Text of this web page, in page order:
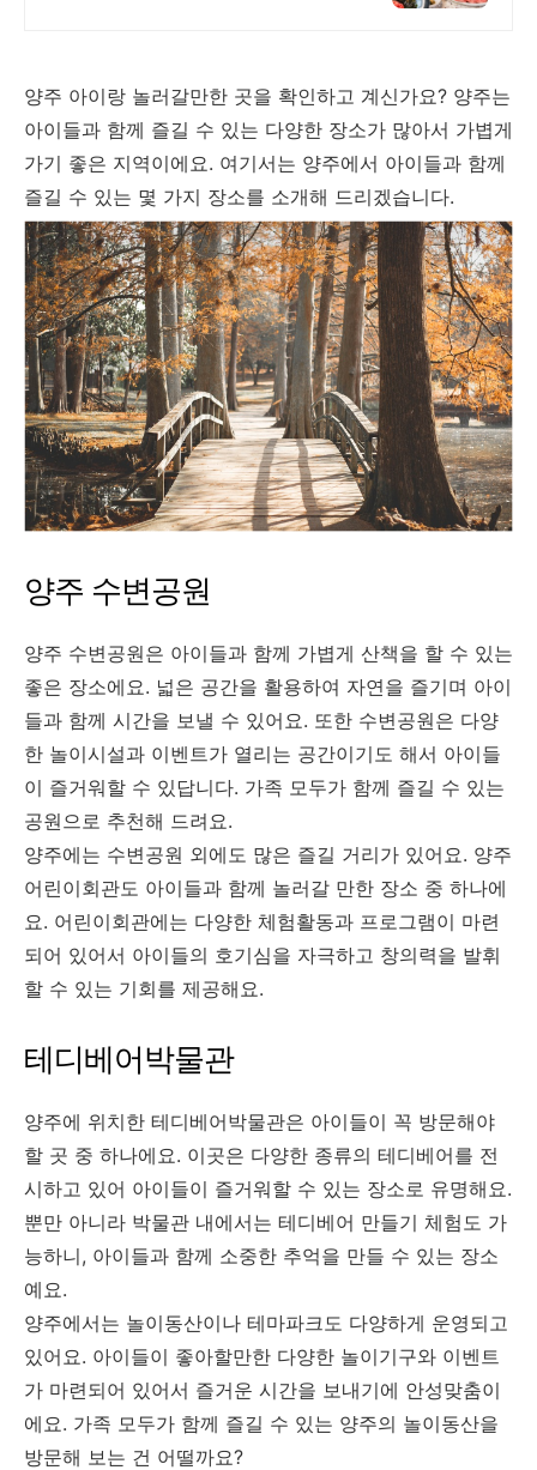
양주 아이랑 놀러갈만한 곳을 확인하고 계신가요? 양주는
아이들과 함께 즐길 수 있는 다양한 장소가 많아서 가볍게
가기 좋은 지역이에요. 여기서는 양주에서 아이들과 함께
즐길 수 있는 몇 가지 장소를 소개해 드리겠습니다.
양주 수변공원
양주 수변공원은 아이들과 함께 가볍게 산책을 할 수 있는
좋은 장소에요. 넓은 공간을 활용하여 자연을 즐기며 아이
들과 함께 시간을 보낼 수 있어요. 또한 수변공원은 다양
한 놀이시설과 이벤트가 열리는 공간이기도 해서 아이들
이 즐거워할 수 있답니다. 가족 모두가 함께 즐길 수 있는
공원으로 추천해 드려요.
양주에는 수변공원 외에도 많은 즐길 거리가 있어요. 양주
어린이회관도 아이들과 함께 놀러갈 만한 장소 중 하나에
요. 어린이회관에는 다양한 체험활동과 프로그램이 마련
되어 있어서 아이들의 호기심을 자극하고 창의력을 발휘
할 수 있는 기회를 제공해요.
테디베어박물관
양주에 위치한 테디베어박물관은 아이들이 꼭 방문해야
할 곳 중 하나에요. 이곳은 다양한 종류의 테디베어를 전
시하고 있어 아이들이 즐거워할 수 있는 장소로 유명해요.
뿐만 아니라 박물관 내에서는 테디베어 만들기 체험도 가
능하니, 아이들과 함께 소중한 추억을 만들 수 있는 장소
예요.
양주에서는 놀이동산이나 테마파크도 다양하게 운영되고
있어요. 아이들이 좋아할만한 다양한 놀이기구와 이벤트
가 마련되어 있어서 즐거운 시간을 보내기에 안성맞춤이
에요. 가족 모두가 함께 즐길 수 있는 양주의 놀이동산을
방문해 보는 건 어떨까요?